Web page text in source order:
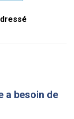
a besoin de